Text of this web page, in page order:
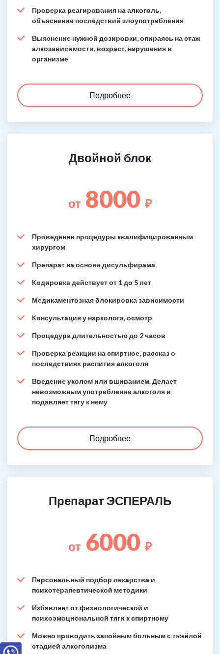
Проверка реагирования на алкоголь,
объяснение последствий злоупотребления
Выяснение нужной дозировки, опираясь на стаж
алкозависимости, возраст, нарушения в
организме
Подробнее
Двойной блок
от 8000 ₽
Проведение процедуры квалифицированным
хирургом
Препарат на основе дисульфирама
Кодировка действует от 1 до 5 лет
Медикаментозная блокировка зависимости
Консультация у нарколога, осмотр
Процедура длительностью до 2 часов
Проверка реакции на спиртное, рассказ о
последствиях распития алкоголя
Введение уколом или вшиванием. Делает
невозможным употребление алкоголя и
подавляет тягу к нему
Подробнее
Препарат ЭСПЕРАЛЬ
от 6000 ₽
Персональный подбор лекарства и
психотерапевтической методики
Избавляет от физиологической и
психоэмоциональной тяги к спиртному
Можно проводить запойным больным с тяжёлой
стадией алкоголизма